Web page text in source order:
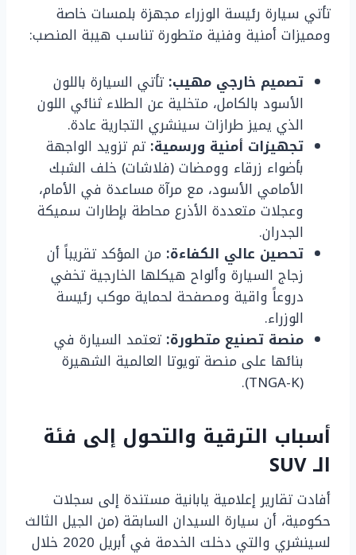
تأتي سيارة رئيسة الوزراء مجهزة بلمسات خاصة
ومميزات أمنية وفنية متطورة تناسب هيبة المنصب:
تصميم خارجي مهيب: تأتي السيارة باللون
الأسود بالكامل، متخلية عن الطلاء ثنائي اللون
الذي يميز طرازات سينشري التجارية عادة.
تجهيزات أمنية ورسمية: تم تزويد الواجهة
بأضواء زرقاء وومضات (فلاشات) خلف الشبك
الأمامي الأسود، مع مرآة مساعدة في الأمام،
وعجلات متعددة الأذرع محاطة بإطارات سميكة
الجدران.
تحصين عالي الكفاءة: من المؤكد تقريباً أن
زجاج السيارة وألواح هيكلها الخارجية تخفي
دروعاً واقية ومصفحة لحماية موكب رئيسة
الوزراء.
منصة تصنيع متطورة: تعتمد السيارة في
بنائها على منصة تويوتا العالمية الشهيرة
(TNGA-K).
أسباب الترقية والتحول إلى فئة
الـ SUV
أفادت تقارير إعلامية يابانية مستندة إلى سجلات
حكومية، أن سيارة السيدان السابقة (من الجيل الثالث
لسينشري والتي دخلت الخدمة في أبريل 2020 خلال